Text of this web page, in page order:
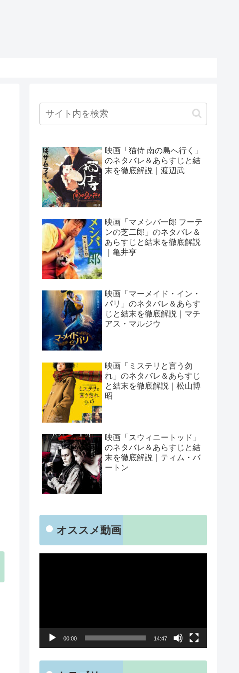
映画「猫侍 南の島へ行く」
のネタバレ＆あらすじと結
末を徹底解説｜渡辺武
映画「マメシバ一郎 フーテ
ンの芝二郎」のネタバレ＆
あらすじと結末を徹底解説
｜亀井亨
映画「マーメイド・イン・
パリ」のネタバレ＆あらす
じと結末を徹底解説｜マチ
アス・マルジウ
映画「ミステリと言う勿
れ」のネタバレ＆あらすじ
と結末を徹底解説｜松山博
昭
映画「スウィニートッド」
のネタバレ＆あらすじと結
末を徹底解説｜ティム・バ
ートン
オススメ動画
00:00 14:47